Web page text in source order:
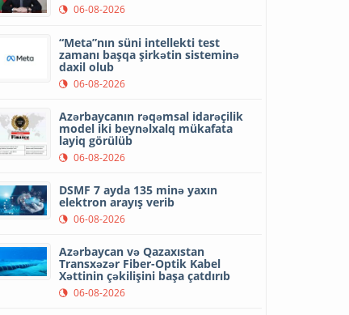
06-08-2026
“Meta”nın süni intellekti test
zamanı başqa şirkətin sisteminə
daxil olub
06-08-2026
Azərbaycanın rəqəmsal idarəçilik
model iki beynəlxalq mükafata
layiq görülüb
06-08-2026
DSMF 7 ayda 135 minə yaxın
elektron arayış verib
06-08-2026
Azərbaycan və Qazaxıstan
Transxəzər Fiber-Optik Kabel
Xəttinin çəkilişini başa çatdırıb
06-08-2026